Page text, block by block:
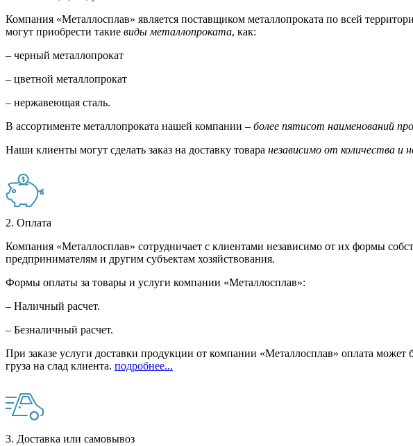
Компания «Металлосплав» является поставщиком металлопроката по всей
могут приобрести такие виды металлопроката, как:
– черный металлопрокат
– цветной металлопрокат
– нержавеющая сталь.
В ассортименте металлопроката нашей компании – более пятисот наименований
Наши клиенты могут сделать заказ на доставку товара независимо от количества и
2. Оплата
Компания «Металлосплав» сотрудничает с клиентами независимо от их формы
предпринимателям и другим субъектам хозяйствования.
Формы оплаты за товары и услуги компании «Металлосплав»:
– Наличный расчет.
– Безналичный расчет.
При заказе услуги доставки продукции от компании «Металлосплав» оплата
груза на слад клиента. подробнее...
3. Доставка или самовывоз